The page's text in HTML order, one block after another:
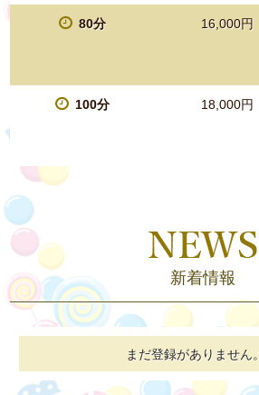
80分 16,000円
100分 18,000円
新着情報
まだ登録がありません。